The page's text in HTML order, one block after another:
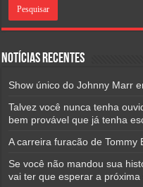
Notícias Recentes
Show único do Johnny Marr
Talvez você nunca tenha
bem provável que já tenha
A carreira furacão de Tommy
Se você não mandou sua
vai ter que esperar a próxima